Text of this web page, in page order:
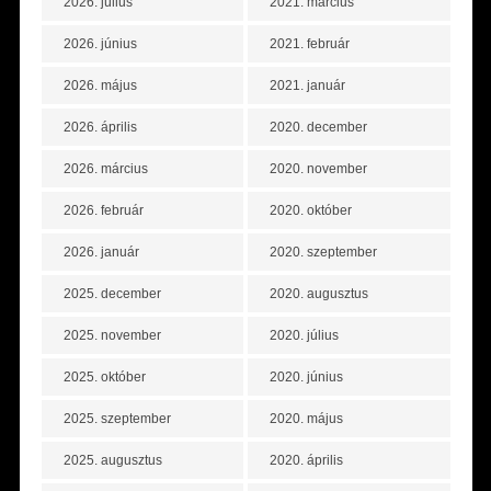
2026. június
2026. május
2026. április
2026. március
2026. február
2026. január
2025. december
2025. november
2025. október
2025. szeptember
2025. augusztus
2021. február
2021. január
2020. december
2020. november
2020. október
2020. szeptember
2020. augusztus
2020. július
2020. június
2020. május
2020. április